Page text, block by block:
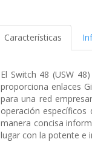
Características
El Switch 48 (USW
proporciona enlaces
para una red
operación
manera concisa
lugar con la potente e